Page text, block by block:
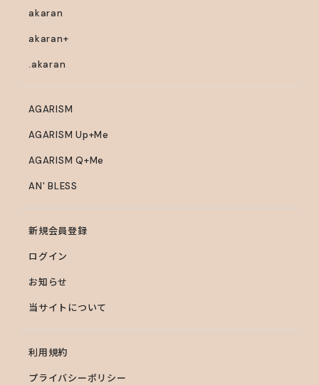
akaran
akaran+
.akaran
AGARISM
AGARISM Up+Me
AGARISM Q+Me
AN' BLESS
新規会員登録
ログイン
お知らせ
当サイトについて
利用規約
プライバシーポリシー